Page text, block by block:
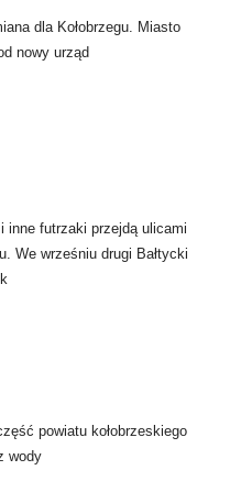
dla Kołobrzegu. Miasto
nowy urząd
inne futrzaki przejdą ulicami
We wrześniu drugi Bałtycki
powiatu kołobrzeskiego
wody